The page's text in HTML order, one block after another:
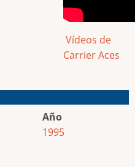
Vídeos de
Carrier Aces
Año
1995